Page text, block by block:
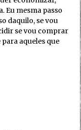
Eu mesma passo
daquilo, se vou
se vou comprar
aqueles que